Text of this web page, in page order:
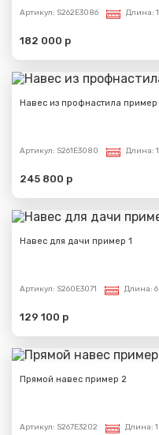
Артикул: S262E3086 Длина:
182 000 р
Навес из профнастила пример
Артикул: S261E3080 Длина:
245 800 р
Навес для дачи пример 1
Артикул: S260E3071 Длина:
129 100 р
Прямой навес пример 2
Артикул: S267E3202 Длина: